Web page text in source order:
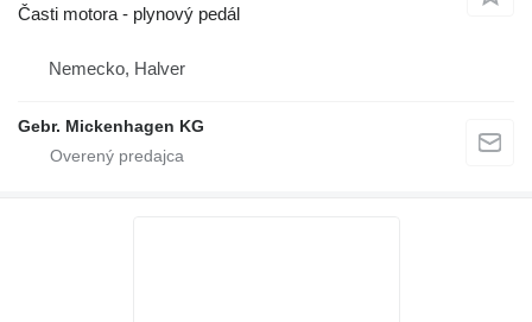
Časti motora - plynový pedál
Nemecko, Halver
Gebr. Mickenhagen KG